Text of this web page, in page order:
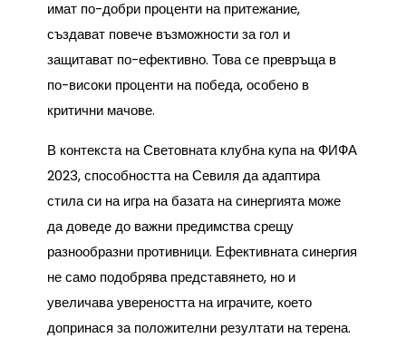
имат по-добри проценти на притежание,
създават повече възможности за гол и
защитават по-ефективно. Това се превръща в
по-високи проценти на победа, особено в
критични мачове.
В контекста на Световната клубна купа на ФИФА
2023, способността на Севиля да адаптира
стила си на игра на базата на синергията може
да доведе до важни предимства срещу
разнообразни противници. Ефективната синергия
не само подобрява представянето, но и
увеличава увереността на играчите, което
допринася за положителни резултати на терена.